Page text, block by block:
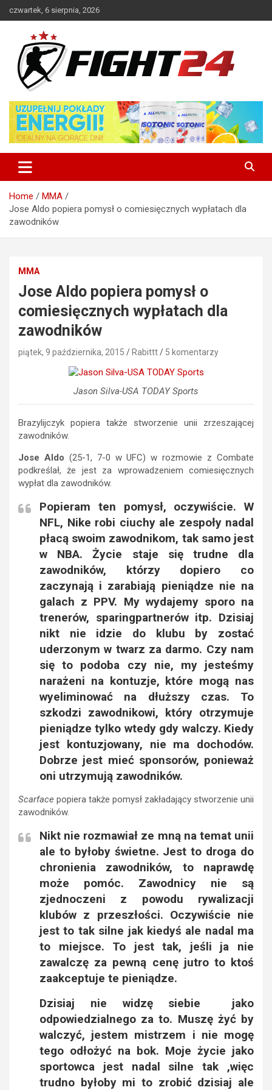
to
czwartek, 6 sierpnia, 2026
FIGHT24.PL – MMA i K-1, UFC
Home
MMA
Jose Aldo popiera pomysł o comiesięcznych wypłatach dla
zawodników
MMA
Jose Aldo popiera pomysł o
comiesięcznych wypłatach dla
zawodników
piątek, 9 października, 2015 Rabittt 5 komentarzy
Jason Silva-USA TODAY Sports
Brazylijczyk popiera także stworzenie unii zrzeszającej
zawodników.
Jose Aldo (25-1, 7-0 w UFC) w rozmowie z Combate
podkreślał, że jest za wprowadzeniem comiesięcznych
wypłat dla zawodników.
Popieram ten pomysł, oczywiście. W
NFL, Nike robi ciuchy ale zespoły nadal
płacą swoim zawodnikom, tak samo jest
w NBA. Życie staje się trudne dla
zawodników, którzy dopiero co
zaczynają i zarabiają pieniądze nie na
galach z PPV. My wydajemy sporo na
trenerów, sparingpartnerów itp. Dzisiaj
nikt nie idzie do klubu by zostać
uderzonym w twarz za darmo. Czy nam
się to podoba czy nie, my jesteśmy
narażeni na kontuzje, które mogą nas
wyeliminować na dłuższy czas. To
szkodzi zawodnikowi, który otrzymuje
pieniądze tylko wtedy gdy walczy. Kiedy
jest kontuzjowany, nie ma dochodów.
Dobrze jest mieć sponsorów, ponieważ
oni utrzymują zawodników.
Scarface popiera także pomysł zakładający stworzenie unii
zawodników.
Nikt nie rozmawiał ze mną na temat unii
ale to byłoby świetne. Jest to droga do
chronienia zawodników, to naprawdę
może pomóc. Zawodnicy nie są
zjednoczeni z powodu rywalizacji
klubów z przeszłości. Oczywiście nie
jest to tak silne jak kiedyś ale nadal ma
to miejsce. To jest tak, jeśli ja nie
zawalczę za pewną cenę jutro to ktoś
zaakceptuje te pieniądze.
Dzisiaj nie widzę siebie jako
odpowiedzialnego za to. Muszę żyć by
walczyć, jestem mistrzem i nie mogę
tego odłożyć na bok. Moje życie jako
sportowca jest nadal silne tak ,więc
trudno byłoby mi to zrobić dzisiaj ale